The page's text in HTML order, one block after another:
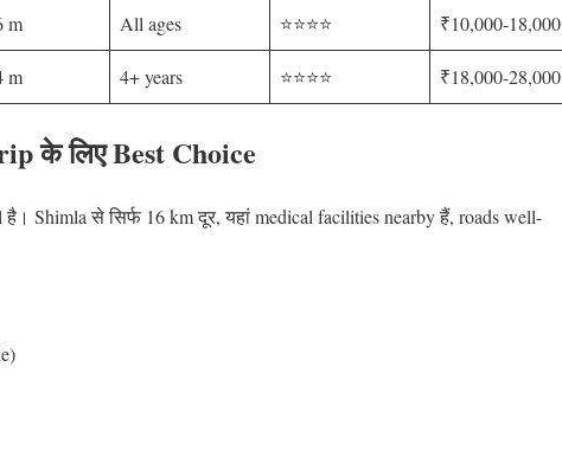
m All ages ⭐⭐⭐⭐ ₹10,000-18,000
m 4+ years ⭐⭐⭐⭐ ₹18,000-28,000
के लिए Best Choice
Shimla से सिर्फ 16 km दूर, यहां medical facilities nearby हैं, roads well-